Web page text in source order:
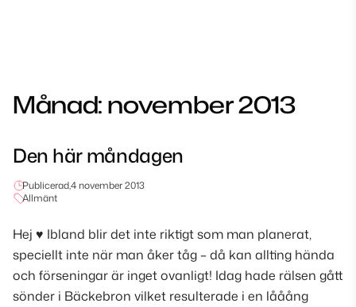
Månad:november 2013
Den här måndagen
Publicerad,4 november 2013
Allmänt
Hej ♥ Ibland blir det inte riktigt som man planerat,
speciellt inte när man åker tåg – då kan allting hända
och förseningar är inget ovanligt! Idag hade rälsen gått
sönder i Bäckebron vilket resulterade i en lååång